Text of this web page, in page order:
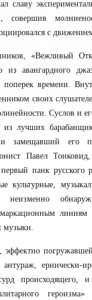
славу
совершив
с
«Вежливый
из авангардного
времени.
своих
Суслов и
лучших
его
Павел
панк русского
культурные,
линиям
музыки.
антураж, ернически-
происходящего,